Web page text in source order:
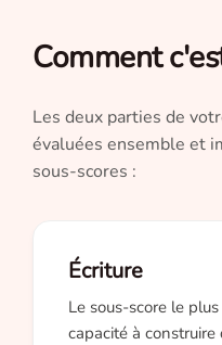
Comment
Les deux parties de
évaluées ensemble et
sous-scores :
Écriture
Le sous-score le
capacité à